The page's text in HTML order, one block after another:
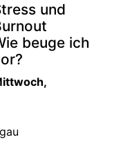
und
beuge ich